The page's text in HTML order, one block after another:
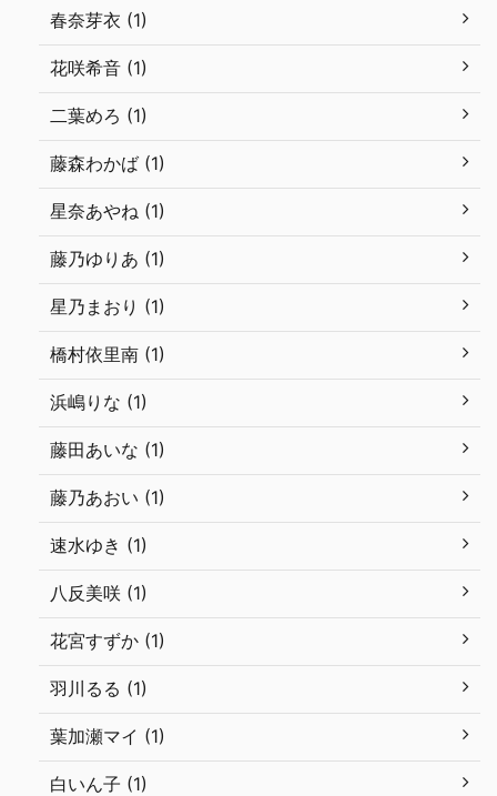
春奈芽衣 (1)
花咲希音 (1)
二葉めろ (1)
藤森わかば (1)
星奈あやね (1)
藤乃ゆりあ (1)
星乃まおり (1)
橋村依里南 (1)
浜嶋りな (1)
藤田あいな (1)
藤乃あおい (1)
速水ゆき (1)
八反美咲 (1)
花宮すずか (1)
羽川るる (1)
葉加瀬マイ (1)
白いん子 (1)